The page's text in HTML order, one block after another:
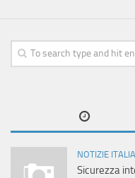
NOTIZIE ITALIA
Sicurezza